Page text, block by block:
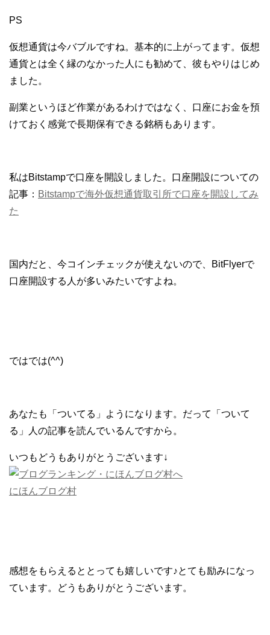
PS
仮想通貨は今バブルですね。基本的に上がってます。仮想
通貨とは全く縁のなかった人にも勧めて、彼もやりはじめ
ました。
副業というほど作業があるわけではなく、口座にお金を預
けておく感覚で長期保有できる銘柄もあります。
私はBitstampで口座を開設しました。口座開設についての
記事： Bitstampで海外仮想通貨取引所で口座を開設してみ
た
国内だと、今コインチェックが使えないので、BitFlyerで
口座開設する人が多いみたいですよね。
ではでは(^^)
あなたも「ついてる」ようになります。だって「ついて
る」人の記事を読んでいるんですから。
いつもどうもありがとうございます↓
にほんブログ村
感想をもらえるととっても嬉しいです♪とても励みになっ
ています。どうもありがとうございます。